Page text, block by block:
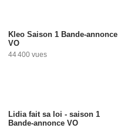
Kleo Saison 1 Bande-annonce
VO
44 400 vues
Lidia fait sa loi - saison 1
Bande-annonce VO